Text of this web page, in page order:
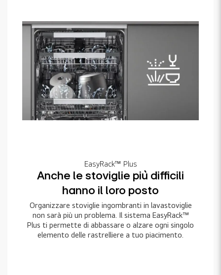
EasyRack™ Plus
Anche le stoviglie più difficili
hanno il loro posto
Organizzare stoviglie ingombranti in lavastoviglie
non sarà più un problema. Il sistema EasyRack™
Plus ti permette di abbassare o alzare ogni singolo
elemento delle rastrelliere a tuo piacimento.